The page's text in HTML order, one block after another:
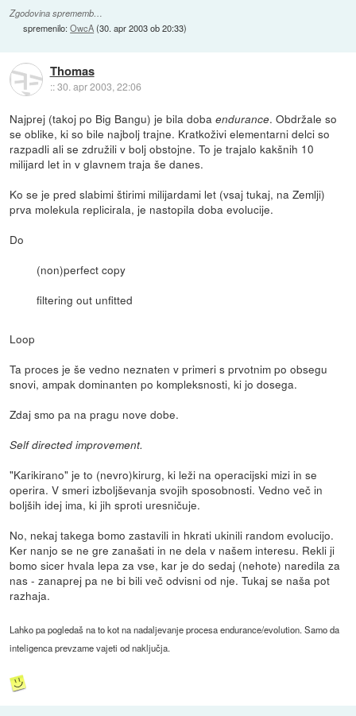
Zgodovina sprememb…
spremenilo:OwcA(30. apr 2003 ob 20:33)
Thomas
::30. apr 2003, 22:06
Najprej (takoj po Big Bangu) je bila dobaendurance. Obdržale so
se oblike, ki so bile najbolj trajne. Kratkoživi elementarni delci so
razpadli ali se združili v bolj obstojne. To je trajalo kakšnih 10
milijard let in v glavnem traja še danes.
Ko se je pred slabimi štirimi milijardami let (vsaj tukaj, na Zemlji)
prva molekula replicirala, je nastopila doba evolucije.
Do
(non)perfect copy
filtering out unfitted
Loop
Ta proces je še vedno neznaten v primeri s prvotnim po obsegu
snovi, ampak dominanten po kompleksnosti, ki jo dosega.
Zdaj smo pa na pragu nove dobe.
Self directed improvement.
"Karikirano" je to (nevro)kirurg, ki leži na operacijski mizi in se
operira. V smeri izboljševanja svojih sposobnosti. Vedno več in
boljših idej ima, ki jih sproti uresničuje.
No, nekaj takega bomo zastavili in hkrati ukinili random evolucijo.
Ker nanjo se ne gre zanašati in ne dela v našem interesu. Rekli ji
bomo sicer hvala lepa za vse, kar je do sedaj (nehote) naredila za
nas - zanaprej pa ne bi bili več odvisni od nje. Tukaj se naša pot
razhaja.
Lahko pa pogledaš na to kot na nadaljevanje procesa endurance/evolution. Samo da
inteligenca prevzame vajeti od naključja.